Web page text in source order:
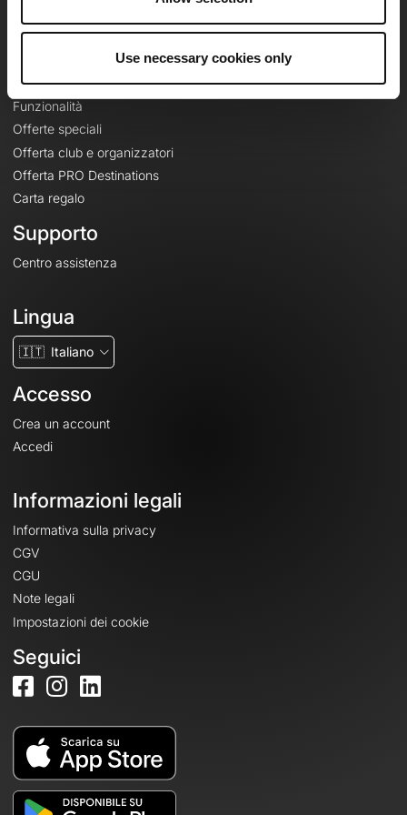
Use necessary cookies only
Le Mag'
Mappe di base topografiche
Funzionalità
Offerte speciali
Offerta club e organizzatori
Offerta PRO Destinations
Carta regalo
Supporto
Centro assistenza
Lingua
🇮🇹 Italiano
Accesso
Crea un account
Accedi
Informazioni legali
Informativa sulla privacy
CGV
CGU
Note legali
Impostazioni dei cookie
Seguici